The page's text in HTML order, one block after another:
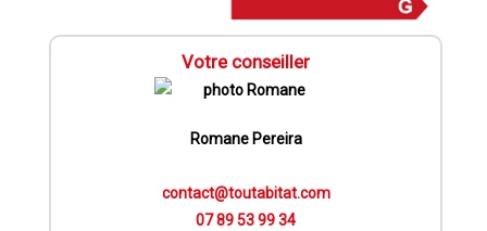
Votre conseiller
Romane Pereira
contact@toutabitat.com
07 89 53 99 34